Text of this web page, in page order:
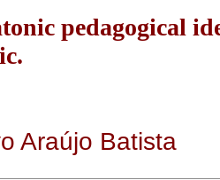
pedagogical
Araújo Batista